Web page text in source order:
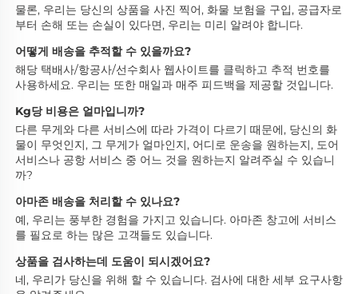
물론, 우리는 당신의 상품을 사진 찍어, 화물 보험을 구입, 공급자로
부터 손해 또는 손실이 있다면, 우리는 미리 알려야 합니다.
어떻게 배송을 추적할 수 있을까요?
해당 택배사/항공사/선수회사 웹사이트를 클릭하고 추적 번호를
사용하세요. 우리는 또한 매일과 매주 피드백을 제공할 것입니다.
Kg당 비용은 얼마입니까?
다른 무게와 다른 서비스에 따라 가격이 다르기 때문에, 당신의 화
물이 무엇인지, 그 무게가 얼마인지, 어디로 운송을 원하는지, 도어
서비스나 공항 서비스 중 어느 것을 원하는지 알려주실 수 있습니
까?
아마존 배송을 처리할 수 있나요?
예, 우리는 풍부한 경험을 가지고 있습니다. 아마존 창고에 서비스
를 필요로 하는 많은 고객들도 있습니다.
상품을 검사하는데 도움이 되시겠어요?
네, 우리가 당신을 위해 할 수 있습니다. 검사에 대한 세부 요구사항